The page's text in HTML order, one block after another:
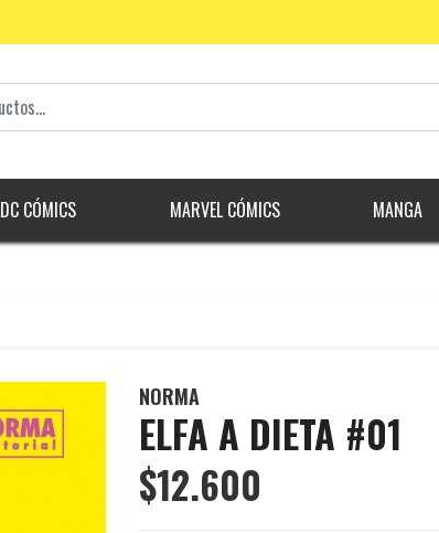
DC CÓMICS MARVEL CÓMICS MANGA
NORMA
ELFA A DIETA #01
$12.600